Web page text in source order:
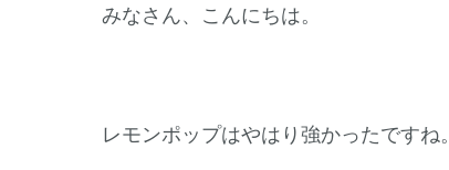
みなさん、こんにちは。
レモンポップはやはり強かったですね。